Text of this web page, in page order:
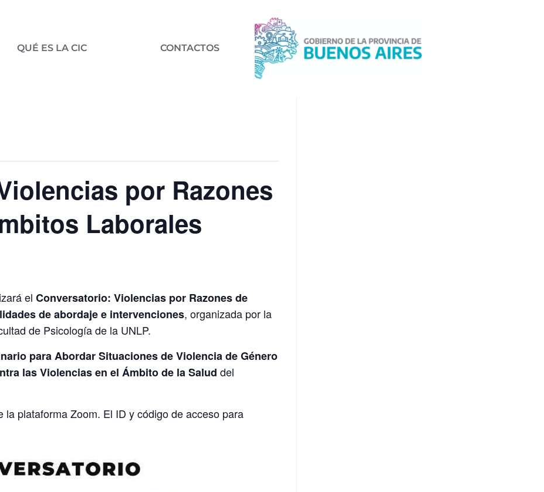
QUÉ ES LA CIC CONTACTOS
por Razones
Laborales
el Conversatorio: Violencias por Razones de
de abordaje e intervenciones, organizada por la
de Psicología de la UNLP.
para Abordar Situaciones de Violencia de Género
las Violencias en el Ámbito de la Salud del
plataforma Zoom. El ID y código de acceso para